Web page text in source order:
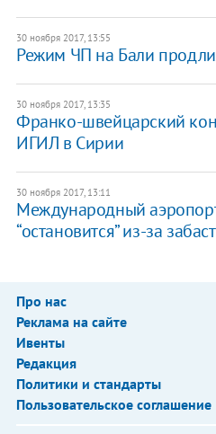
30 ноября 2017, 13:55
Режим ЧП на Бали
30 ноября 2017, 13:35
Франко-швейцарский
ИГИЛ в Сирии
30 ноября 2017, 13:11
Международный
“остановится” из-за
Про нас
Реклама на сайте
Ивенты
Редакция
Политики и стандарты
Пользовательское соглашение